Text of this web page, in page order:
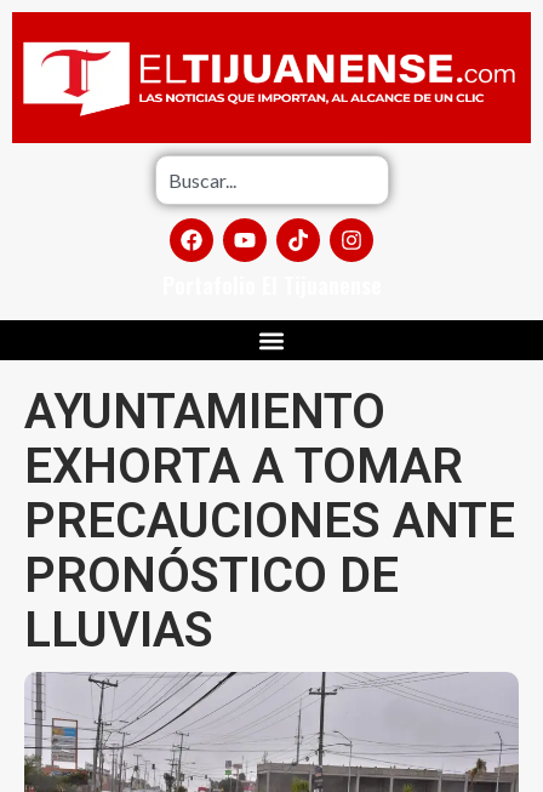
AYUNTAMIENTO
EXHORTA A TOMAR
PRECAUCIONES ANTE
PRONÓSTICO DE
LLUVIAS